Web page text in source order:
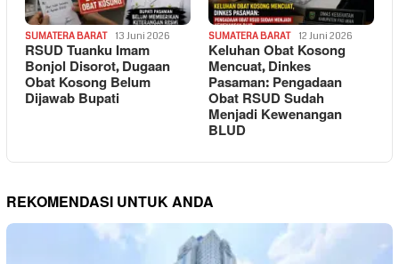
SUMATERA BARAT 13 Juni 2026
RSUD Tuanku Imam
Bonjol Disorot, Dugaan
Obat Kosong Belum
Dijawab Bupati
SUMATERA BARAT 12 Juni 2026
Keluhan Obat Kosong
Mencuat, Dinkes
Pasaman: Pengadaan
Obat RSUD Sudah
Menjadi Kewenangan
BLUD
REKOMENDASI UNTUK ANDA